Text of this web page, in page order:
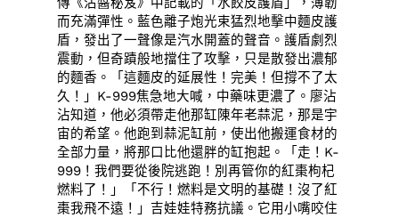
而充滿彈性。藍色離子炮光束猛烈地擊中麵皮護
盾，發出了一聲像是汽水開蓋的聲音。護盾劇烈
震動，但奇蹟般地擋住了攻擊，只是散發出濃郁
的麵香。「這麵皮的延展性！完美！但撐不了太
久！」K-999焦急地大喊，中藥味更濃了。廖沾
沾知道，他必須帶走他那缸陳年老蒜泥，那是宇
宙的希望。他跑到蒜泥缸前，使出他搬運食材的
全部力量，將那口比他還胖的缸抱起。「走！K-
999！我們要從後院逃跑！別再管你的紅棗枸杞
燃料了！」「不行！燃料是文明的基礎！沒了紅
棗我飛不遠！」吉娃娃特務抗議。它用小嘴咬住